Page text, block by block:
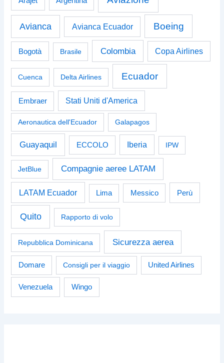
Avianca Avianca Ecuador Boeing
Bogotà Brasile Colombia Copa Airlines
Cuenca Delta Airlines Ecuador
Embraer Stati Uniti d'America
Aeronautica dell'Ecuador Galapagos
Guayaquil ECCOLO Iberia IPW
JetBlue Compagnie aeree LATAM
LATAM Ecuador Lima Messico Perù
Quito Rapporto di volo
Repubblica Dominicana Sicurezza aerea
Domare Consigli per il viaggio United Airlines
Venezuela Wingo